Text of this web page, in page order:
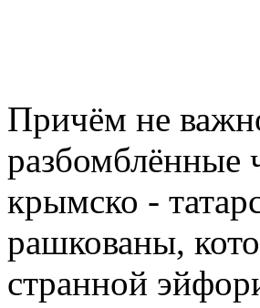
Причём не
разбомблённые
крымско -
рашкованы,
странной